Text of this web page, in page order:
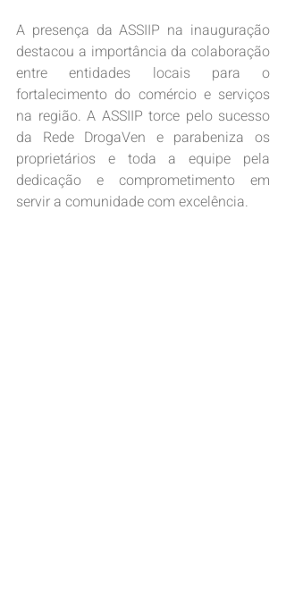
A presença da ASSIIP na inauguração
destacou a importância da colaboração
entre entidades locais para o
fortalecimento do comércio e serviços
na região. A ASSIIP torce pelo sucesso
da Rede DrogaVen e parabeniza os
proprietários e toda a equipe pela
dedicação e comprometimento em
servir a comunidade com excelência.